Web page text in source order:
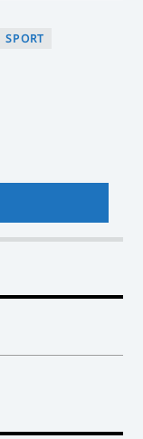
SPORT